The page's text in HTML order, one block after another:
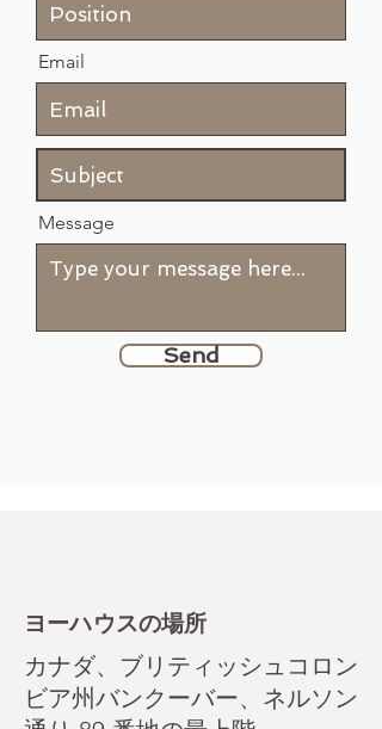
Email
Message
Send
ヨーハウスの場所
カナダ、ブリティッシュコロン
ビア州バンクーバー、ネルソン